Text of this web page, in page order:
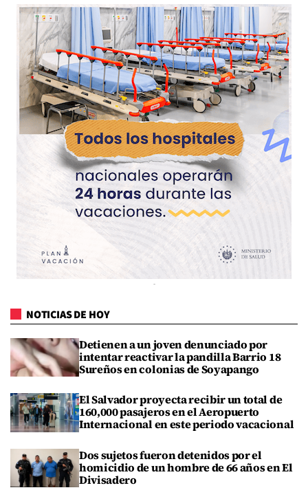
NOTICIAS DE HOY
Detienen a un joven denunciado por
intentar reactivar la pandilla Barrio 18
Sureños en colonias de Soyapango
El Salvador proyecta recibir un total de
160,000 pasajeros en el Aeropuerto
Internacional en este periodo vacacional
Dos sujetos fueron detenidos por el
homicidio de un hombre de 66 años en El
Divisadero